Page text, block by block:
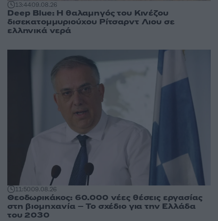
13:4409.08.26
Deep Blue: Η θαλαμηγός του Κινέζου
δισεκατομμυριούχου Ρίτσαρντ Λιου σε
ελληνικά νερά
11:5009.08.26
Θεοδωρικάκος: 60.000 νέες θέσεις εργασίας
στη βιομηχανία – Το σχέδιο για την Ελλάδα
του 2030